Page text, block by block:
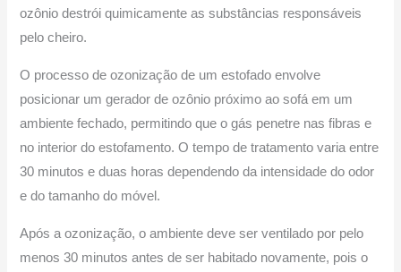
ozônio destrói quimicamente as substâncias responsáveis
pelo cheiro.
O processo de ozonização de um estofado envolve
posicionar um gerador de ozônio próximo ao sofá em um
ambiente fechado, permitindo que o gás penetre nas fibras e
no interior do estofamento. O tempo de tratamento varia entre
30 minutos e duas horas dependendo da intensidade do odor
e do tamanho do móvel.
Após a ozonização, o ambiente deve ser ventilado por pelo
menos 30 minutos antes de ser habitado novamente, pois o